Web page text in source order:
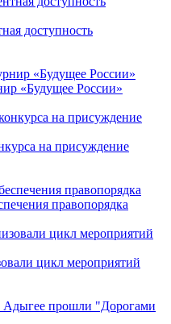
доступность
«Будущее России»
на присуждение
правопорядка
цикл мероприятий